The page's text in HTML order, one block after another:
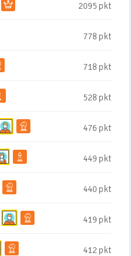
2095 pkt
778 pkt
718 pkt
528 pkt
476 pkt
449 pkt
440 pkt
419 pkt
412 pkt